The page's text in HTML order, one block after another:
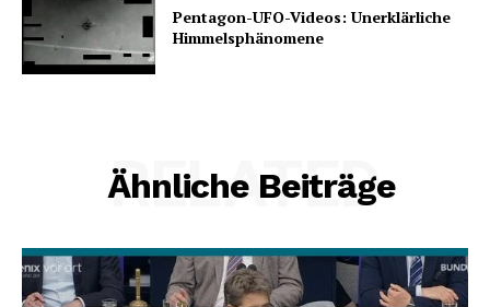
Pentagon-UFO-Videos: Unerklärliche
Himmelsphänomene
Ähnliche Beiträge
RELATED